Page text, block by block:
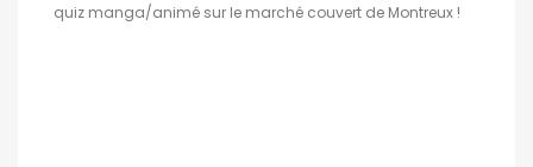
quiz manga/animé sur le marché couvert de Montreux !